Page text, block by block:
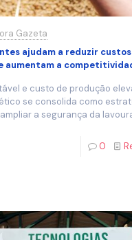
Gazeta
ajudam a reduzir custos
aumentam a
e custo de produção
se consolida como
a segurança da
0